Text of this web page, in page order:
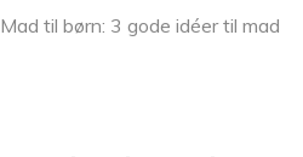
Mad til børn: 3 gode idéer til mad